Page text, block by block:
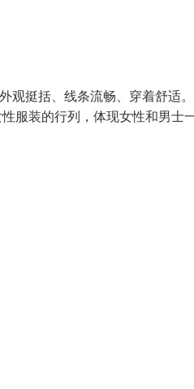
观挺括、线条流畅、穿着舒适
服装的行列，体现女性和男士